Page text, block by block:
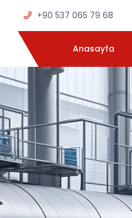
+90 537 065 79 68
Anasayfa